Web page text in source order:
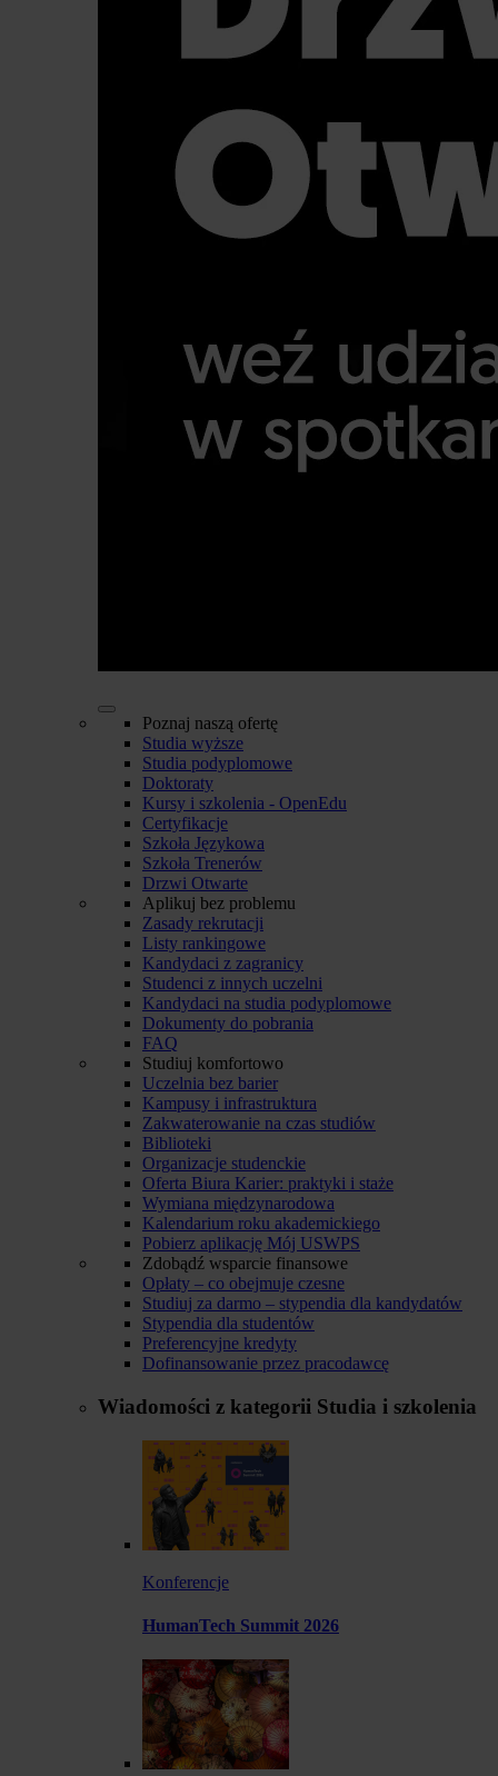
Poznaj naszą ofertę
Studia wyższe
Studia podyplomowe
Doktoraty
Kursy i szkolenia - OpenEdu
Certyfikacje
Szkoła Językowa
Szkoła Trenerów
Drzwi Otwarte
Aplikuj bez problemu
Zasady rekrutacji
Listy rankingowe
Kandydaci z zagranicy
Studenci z innych uczelni
Kandydaci na studia podyplomowe
Dokumenty do pobrania
FAQ
Studiuj komfortowo
Uczelnia bez barier
Kampusy i infrastruktura
Zakwaterowanie na czas studiów
Biblioteki
Organizacje studenckie
Oferta Biura Karier: praktyki i staże
Wymiana międzynarodowa
Kalendarium roku akademickiego
Pobierz aplikację Mój USWPS
Zdobądź wsparcie finansowe
Opłaty – co obejmuje czesne
Studiuj za darmo – stypendia dla kandydatów
Stypendia dla studentów
Preferencyjne kredyty
Dofinansowanie przez pracodawcę
Wiadomości z kategorii Studia i szkolenia
Konferencje
HumanTech Summit 2026